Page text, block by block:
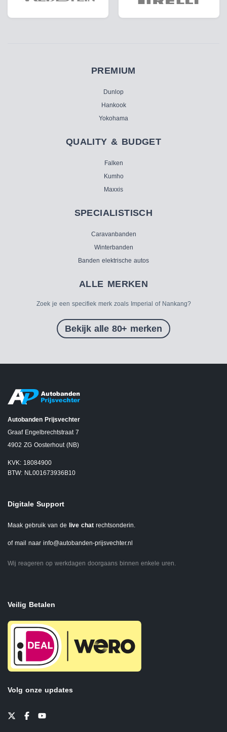
PREMIUM
Dunlop
Hankook
Yokohama
QUALITY & BUDGET
Falken
Kumho
Maxxis
SPECIALISTISCH
Caravanbanden
Winterbanden
Banden elektrische autos
ALLE MERKEN
Zoek je een specifiek merk zoals Imperial of Nankang?
Bekijk alle 80+ merken
Autobanden Prijsvechter
Graaf Engelbrechtstraat 7
4902 ZG Oosterhout (NB)
KVK: 18084900
BTW: NL001673936B10
Digitale Support
Maak gebruik van de live chat rechtsonderin.
of mail naar info@autobanden-prijsvechter.nl
Wij reageren op werkdagen doorgaans binnen enkele uren.
Veilig Betalen
Volg onze updates